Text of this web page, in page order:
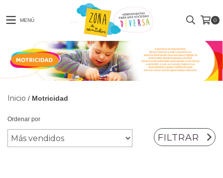
MENÚ 0
Inicio / Motricidad
Ordenar por
FILTRAR